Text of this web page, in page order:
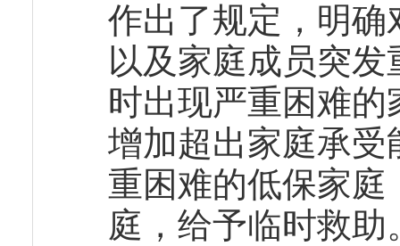
作出了规定，明
以及家庭成员突
时出现严重困难
增加超出家庭承
重困难的低保家
庭，给予临时救